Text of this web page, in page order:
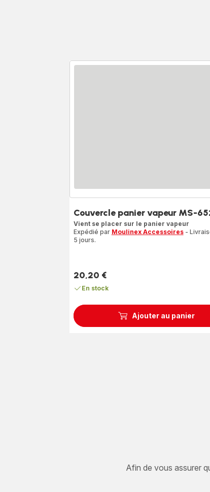
Ajouter au panier
Couvercle panier vapeur MS-
Vient se placer sur le panier vapeur
Expédié par Moulinex Accessoires-
5 jours.
Prix
20,20 €
En stock
Afin de vous assurer